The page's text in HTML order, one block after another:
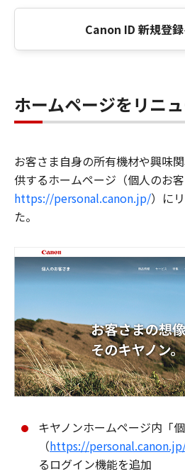
Canon ID 新規登
ホームページをリニ
お客さま自身の所有機材や興味
供するホームページ（個人のお
https://personal.canon.jp/）に
た。
キヤノンホームページ内「
（https://
るログイン機能を追加